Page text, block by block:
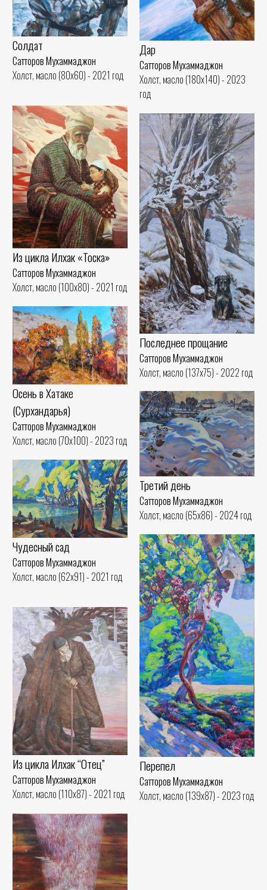
Дар
Сатторов Мухаммаджон
Холст, масло (180x140) - 2023
год
Солдат
Сатторов Мухаммаджон
Холст, масло (80x60) - 2021 год
Из цикла Илхак «Тоска»
Сатторов Мухаммаджон
Холст, масло (100x80) - 2021 год
Последнее прощание
Сатторов Мухаммаджон
Холст, масло (137x75) - 2022 год
Осень в Хатаке
(Сурхандарья)
Сатторов Мухаммаджон
Холст, масло (70x100) - 2023 год
Третий день
Сатторов Мухаммаджон
Холст, масло (65x86) - 2024 год
Чудесный сад
Сатторов Мухаммаджон
Холст, масло (62x91) - 2021 год
Перепел
Сатторов Мухаммаджон
Холст, масло (139x87) - 2023 год
Из цикла Илхак “Отец”
Сатторов Мухаммаджон
Холст, масло (110x87) - 2021 год